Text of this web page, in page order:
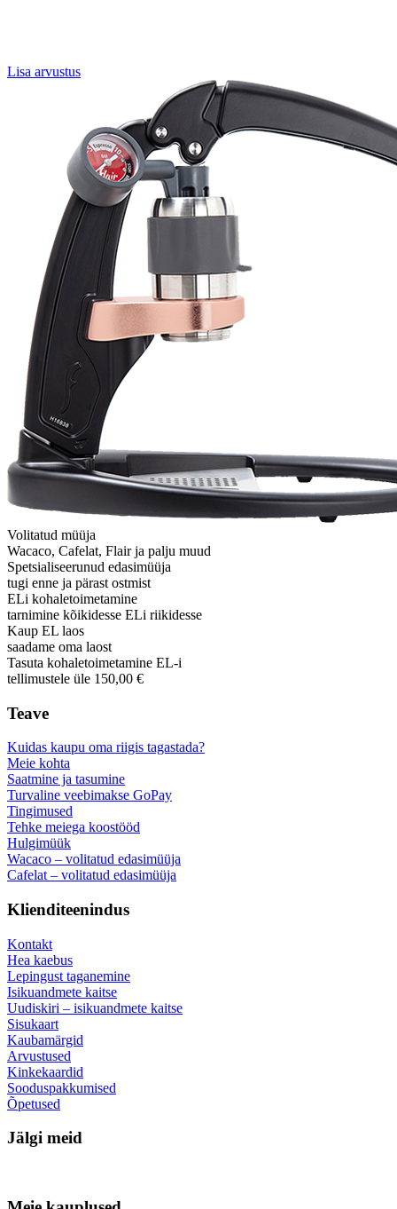
Lisa arvustus
Volitatud müüja
Wacaco, Cafelat, Flair ja palju muud
Spetsialiseerunud edasimüüja
tugi enne ja pärast ostmist
ELi kohaletoimetamine
tarnimine kõikidesse ELi riikidesse
Kaup EL laos
saadame oma laost
Tasuta kohaletoimetamine EL-i
tellimustele üle 150,00 €
Teave
Kuidas kaupu oma riigis tagastada?
Meie kohta
Saatmine ja tasumine
Turvaline veebimakse GoPay
Tingimused
Tehke meiega koostööd
Hulgimüük
Wacaco – volitatud edasimüüja
Cafelat – volitatud edasimüüja
Klienditeenindus
Kontakt
Hea kaebus
Lepingust taganemine
Isikuandmete kaitse
Uudiskiri – isikuandmete kaitse
Sisukaart
Kaubamärgid
Arvustused
Kinkekaardid
Sooduspakkumised
Õpetused
Jälgi meid